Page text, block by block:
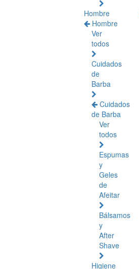
Hombre
Hombre
Ver
todos
Cuidados
de
Barba
Cuidados
de Barba
Ver
todos
Espumas
y
Geles
de
Afeitar
Bálsamos
y
After
Shave
Higiene